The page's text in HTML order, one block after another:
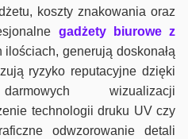
koszty znakowania oraz
gadżety biurowe z
generują doskonałą
ryzyko reputacyjne dzięki
wizualizacji
technologii druku UV czy
odwzorowanie detali